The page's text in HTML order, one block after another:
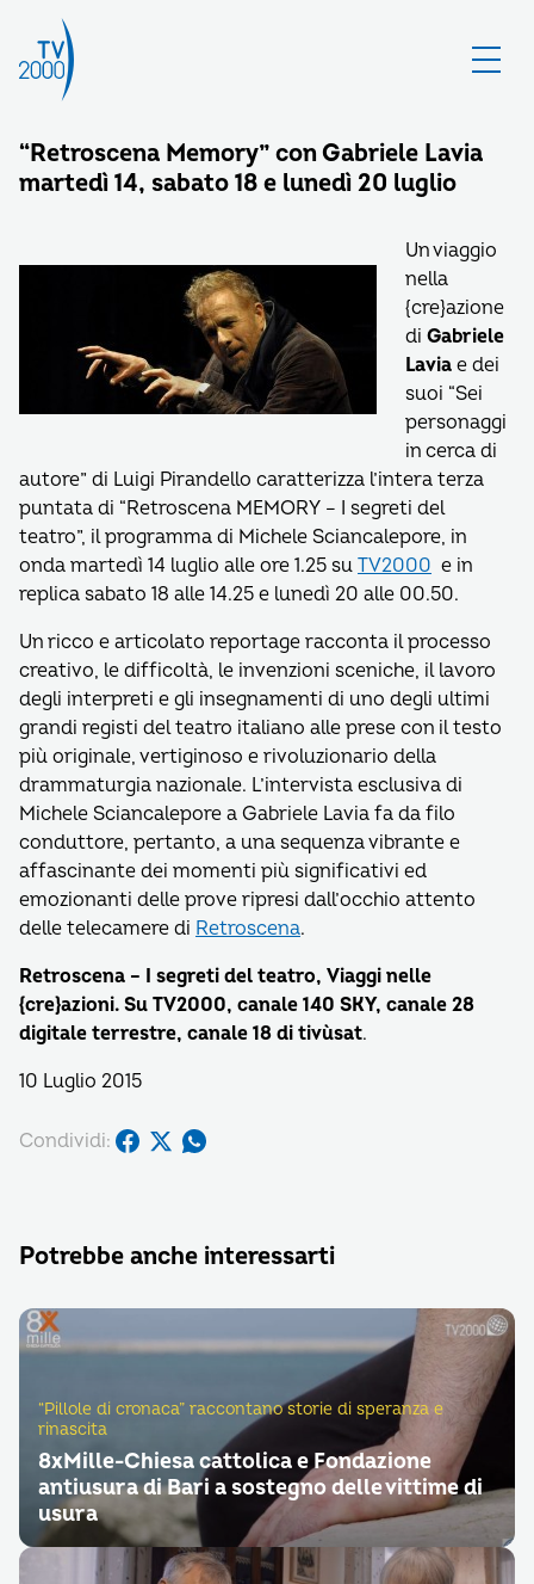
“Retroscena Memory” con Gabriele Lavia
martedì 14, sabato 18 e lunedì 20 luglio
Un viaggio
nella
{cre}azione
di Gabriele
Lavia e dei
suoi “Sei
personaggi
in cerca di
autore” di Luigi Pirandello caratterizza l’intera terza
puntata di “Retroscena MEMORY – I segreti del
teatro”, il programma di Michele Sciancalepore, in
onda martedì 14 luglio alle ore 1.25 su TV2000 e in
replica sabato 18 alle 14.25 e lunedì 20 alle 00.50.
Un ricco e articolato reportage racconta il processo
creativo, le difficoltà, le invenzioni sceniche, il lavoro
degli interpreti e gli insegnamenti di uno degli ultimi
grandi registi del teatro italiano alle prese con il testo
più originale, vertiginoso e rivoluzionario della
drammaturgia nazionale. L’intervista esclusiva di
Michele Sciancalepore a Gabriele Lavia fa da filo
conduttore, pertanto, a una sequenza vibrante e
affascinante dei momenti più significativi ed
emozionanti delle prove ripresi dall’occhio attento
delle telecamere di Retroscena.
Retroscena – I segreti del teatro, Viaggi nelle
{cre}azioni. Su TV2000, canale 140 SKY, canale 28
digitale terrestre, canale 18 di tivùsat.
10 Luglio 2015
Condividi:
Potrebbe anche interessarti
“Pillole di cronaca” raccontano storie di speranza e
rinascita
8xMille-Chiesa cattolica e Fondazione
antiusura di Bari a sostegno delle vittime di
usura